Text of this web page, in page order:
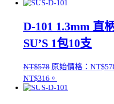
D-101 1.3mm 直
SU’S 1包10支
NT$578 原始價格：
NT$316。